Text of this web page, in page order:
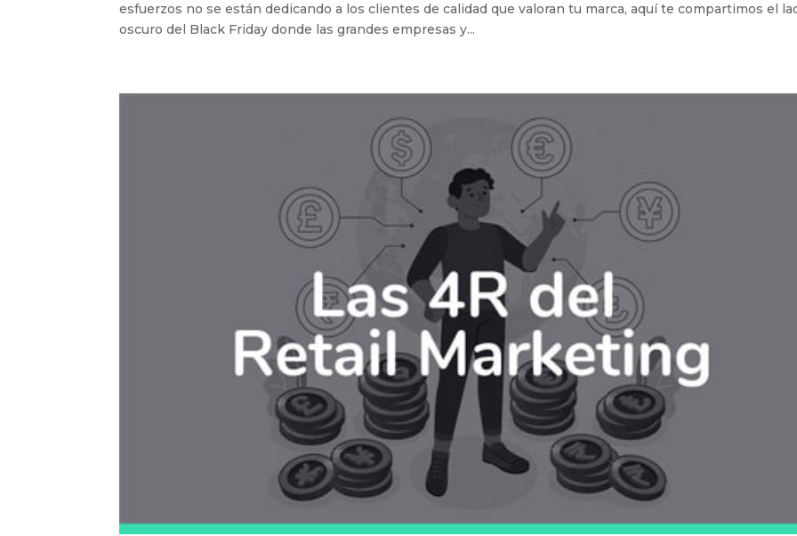
esfuerzos no se están dedicando a los clientes de calidad que valoran tu marca, aquí te compartimos el
oscuro del Black Friday donde las grandes empresas y...